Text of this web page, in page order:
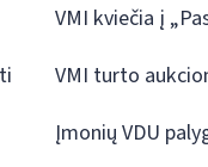
VMI kviečia į
VMI turto
Įmonių VDU